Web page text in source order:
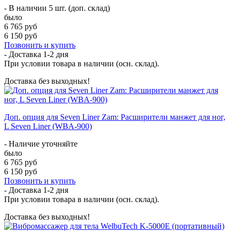
- В наличии 5 шт. (доп. склад)
было
6 765 руб
6 150 руб
Позвонить и купить
- Доставка 1-2 дня
При условии товара в наличии (осн. склад).
Доставка без выходных!
Доп. опция для Seven Liner Zam: Расширители манжет для ног,
L Seven Liner (WBA-900)
- Наличие уточняйте
было
6 765 руб
6 150 руб
Позвонить и купить
- Доставка 1-2 дня
При условии товара в наличии (осн. склад).
Доставка без выходных!